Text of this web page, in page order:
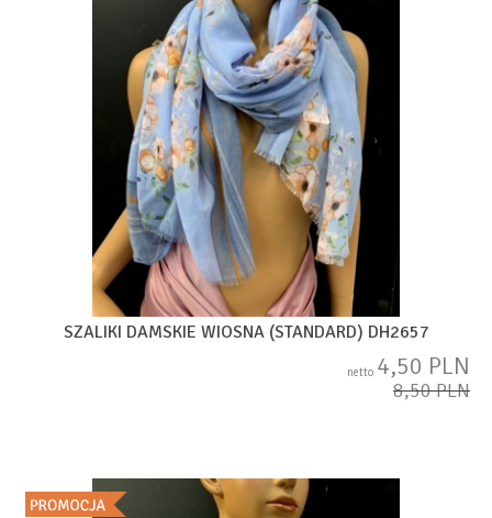
SZALIKI DAMSKIE WIOSNA (STANDARD) DH2657
netto 4,50 PLN
8,50 PLN